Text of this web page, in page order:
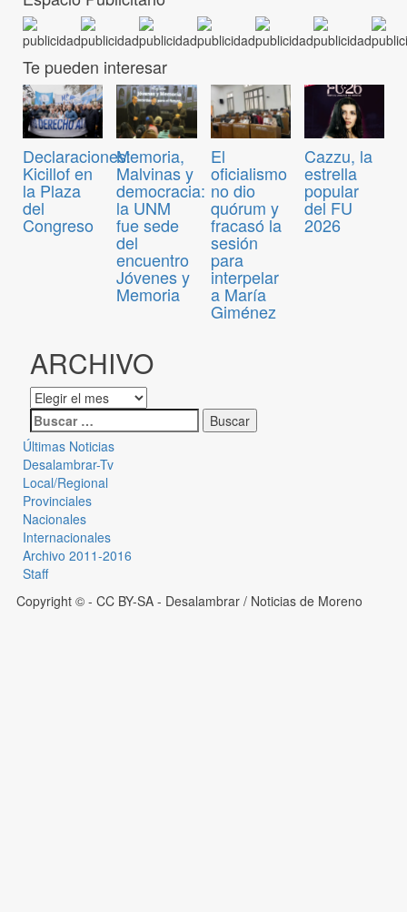
Te pueden interesar
Declaraciones:
Kicillof en
la Plaza
del
Congreso
Memoria,
Malvinas y
democracia:
la UNM
fue sede
del
encuentro
Jóvenes y
Memoria
El
oficialismo
no dio
quórum y
fracasó la
sesión
para
interpelar
a María
Giménez
Cazzu, la
estrella
popular
del FU
2026
ARCHIVO
Últimas Noticias
Desalambrar-Tv
Local/Regional
Provinciales
Nacionales
Internacionales
Archivo 2011-2016
Staff
Copyright © - CC BY-SA - Desalambrar / Noticias de Moreno